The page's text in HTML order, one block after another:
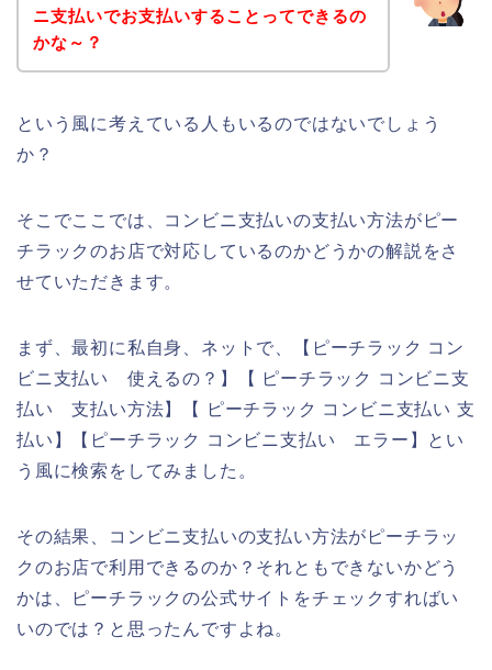
ニ支払いでお支払いすることってできるの
かな～？
という風に考えている人もいるのではないでしょう
か？
そこでここでは、コンビニ支払いの支払い方法がピー
チラックのお店で対応しているのかどうかの解説をさ
せていただきます。
まず、最初に私自身、ネットで、【ピーチラック コン
ビニ支払い 使えるの？】【 ピーチラック コンビニ支
払い 支払い方法】【 ピーチラック コンビニ支払い 支
払い】【ピーチラック コンビニ支払い エラー】とい
う風に検索をしてみました。
その結果、コンビニ支払いの支払い方法がピーチラッ
クのお店で利用できるのか？それともできないかどう
かは、ピーチラックの公式サイトをチェックすればい
いのでは？と思ったんですよね。